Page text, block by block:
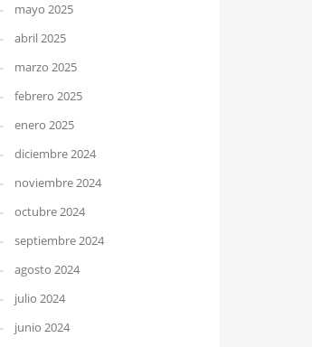
mayo 2025
abril 2025
marzo 2025
febrero 2025
enero 2025
diciembre 2024
noviembre 2024
octubre 2024
septiembre 2024
agosto 2024
julio 2024
junio 2024